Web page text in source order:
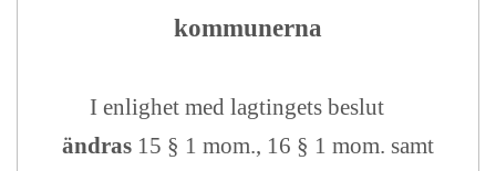
kommunerna
I enlighet med lagtingets beslut
ändras 15 § 1 mom., 16 § 1 mom. samt